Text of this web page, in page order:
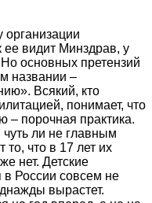
организации
ее видит Минздрав, у
основных претензий
названии –
Всякий, кто
понимает, что
– порочная практика.
ли не главным
что в 17 лет их
нет. Детские
России совсем не
вырастет.